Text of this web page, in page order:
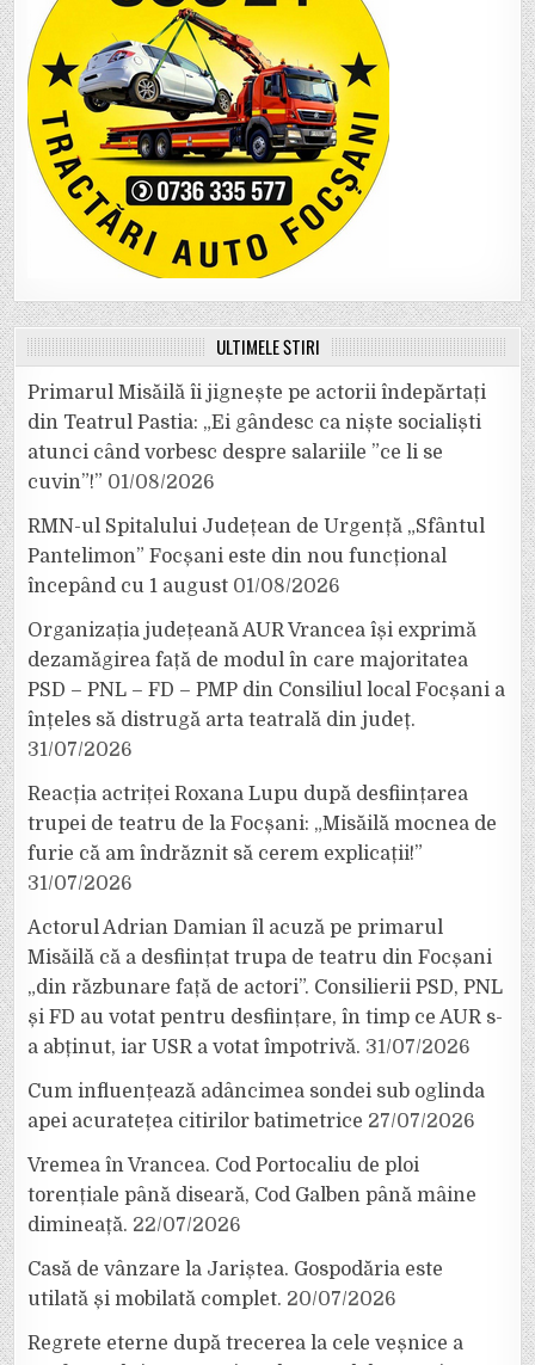
ULTIMELE ȘTIRI
Primarul Misăilă îi jignește pe actorii îndepărtați
din Teatrul Pastia: „Ei gândesc ca niște socialiști
atunci când vorbesc despre salariile ”ce li se
cuvin”!” 01/08/2026
RMN-ul Spitalului Județean de Urgență „Sfântul
Pantelimon” Focșani este din nou funcțional
începând cu 1 august 01/08/2026
Organizația județeană AUR Vrancea își exprimă
dezamăgirea față de modul în care majoritatea
PSD – PNL – FD – PMP din Consiliul local Focșani a
înțeles să distrugă arta teatrală din județ.
31/07/2026
Reacția actriței Roxana Lupu după desființarea
trupei de teatru de la Focșani: „Misăilă mocnea de
furie că am îndrăznit să cerem explicații!”
31/07/2026
Actorul Adrian Damian îl acuză pe primarul
Misăilă că a desființat trupa de teatru din Focșani
„din răzbunare față de actori”. Consilierii PSD, PNL
și FD au votat pentru desființare, în timp ce AUR s-
a abținut, iar USR a votat împotrivă. 31/07/2026
Cum influențează adâncimea sondei sub oglinda
apei acuratețea citirilor batimetrice 27/07/2026
Vremea în Vrancea. Cod Portocaliu de ploi
torențiale până diseară, Cod Galben până mâine
dimineață. 22/07/2026
Casă de vânzare la Jariștea. Gospodăria este
utilată și mobilată complet. 20/07/2026
Regrete eterne după trecerea la cele veșnice a